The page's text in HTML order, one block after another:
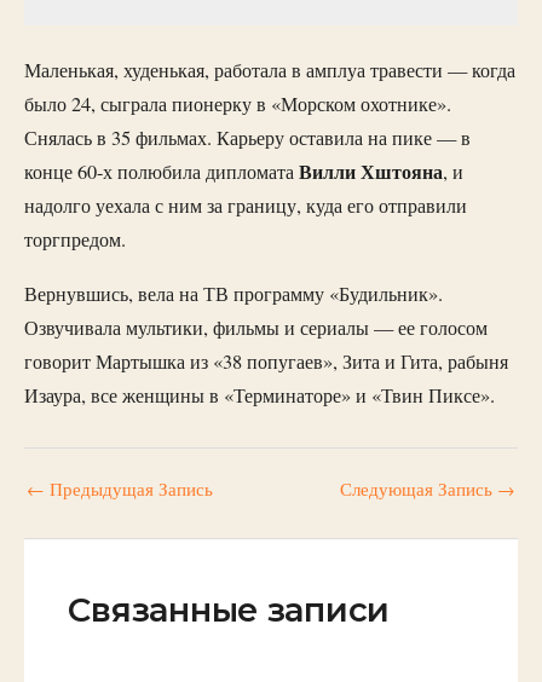
Маленькая, худенькая, работала в амплуа травести — когда
было 24, сыграла пионерку в «Морском охотнике».
Снялась в 35 фильмах. Карьеру оставила на пике — в
конце 60-х полюбила дипломатаВилли Хштояна, и
надолго уехала с ним за границу, куда его отправили
торгпредом.
Вернувшись, вела на ТВ программу «Будильник».
Озвучивала мультики, фильмы и сериалы — ее голосом
говорит Мартышка из «38 попугаев», Зита и Гита, рабыня
Изаура, все женщины в «Терминаторе» и «Твин Пиксе».
← Предыдущая Запись Следующая Запись →
Связанные записи